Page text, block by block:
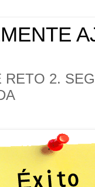
RETO 2.